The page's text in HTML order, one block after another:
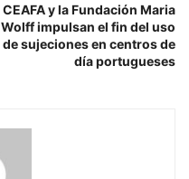
CEAFA y la Fundación Maria
Wolff impulsan el fin del uso
de sujeciones en centros de
día portugueses